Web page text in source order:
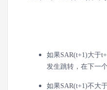
如果SAR(t+1)大于
发生跳转，在下一
如果SAR(t+1)不大